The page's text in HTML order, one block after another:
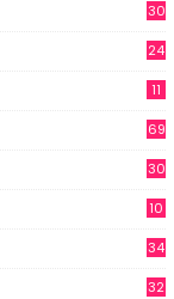
30
24
11
69
30
10
34
32